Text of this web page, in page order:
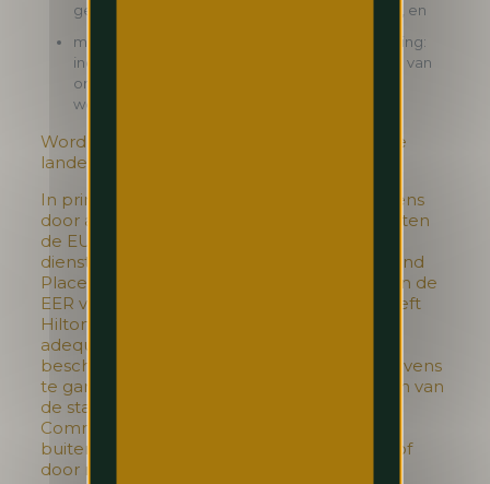
gegevens van individuele gebruikers gedeeld, en
mogelijke latere verkrijgers van de onderneming:
indien een derde partij het geheel of een deel van
ons bedrijf zou overnemen, kan uw informatie
worden overgedragen aan deze overnemer.
Worden gegevens overgedragen aan derde
landen?
In principe geven wij geen persoonsgegevens
door aan een derde land (dit is een land buiten
de EU/EER). Het is evenwel mogelijk dat
dienstverleners, die voor Hilton Brussels Grand
Place werken, uw persoonsgegevens buiten de
EER verwerken. Wanneer dat gebeurt, streeft
Hilton Brussels Grand Place ernaar om een
adequaat en voldoende hoog
beschermingsniveau van uw persoonsgegevens
te garanderen (bijvoorbeeld door het sluiten van
de standaardbepalingen van de Europese
Commissie tussen de partijen die gegevens
buiten de EER verwerken – artikel 46 AVG) of
door middel van het invoeren van andere